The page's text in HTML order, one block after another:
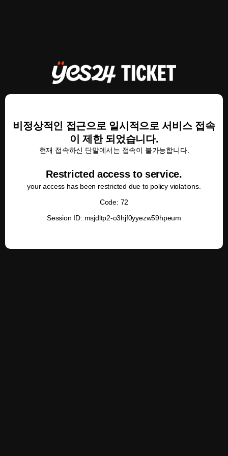
비정상적인 접근으로 일시적으로 서비스 접속
이 제한 되었습니다.
현재 접속하신 단말에서는 접속이 불가능합니다.
Restricted access to service.
your access has been restricted due to policy violations.
Code: 72
Session ID: msjdltp2-o3hjf0yyezw59hpeum